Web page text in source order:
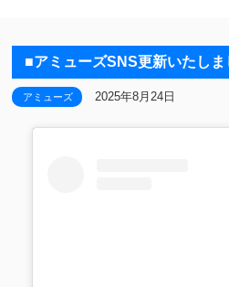
■アミューズSNS更新いたしま
アミューズ 2025年8月24日